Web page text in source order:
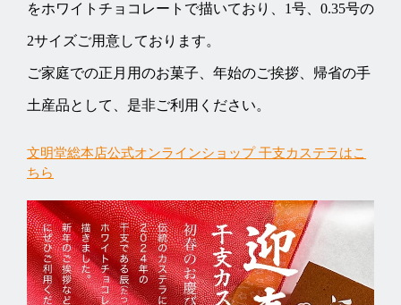
をホワイトチョコレートで描いており、1号、0.35号の
2サイズご用意しております。
ご家庭での正月用のお菓子、年始のご挨拶、帰省の手
土産品として、是非ご利用ください。
文明堂総本店公式オンラインショップ 干支カステラはこ
ちら